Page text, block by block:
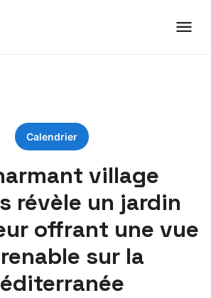
Calendrier
village
révèle un jardin
offrant une vue
sur la